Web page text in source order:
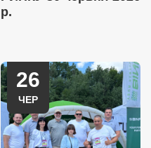
р.
26
ЧЕР